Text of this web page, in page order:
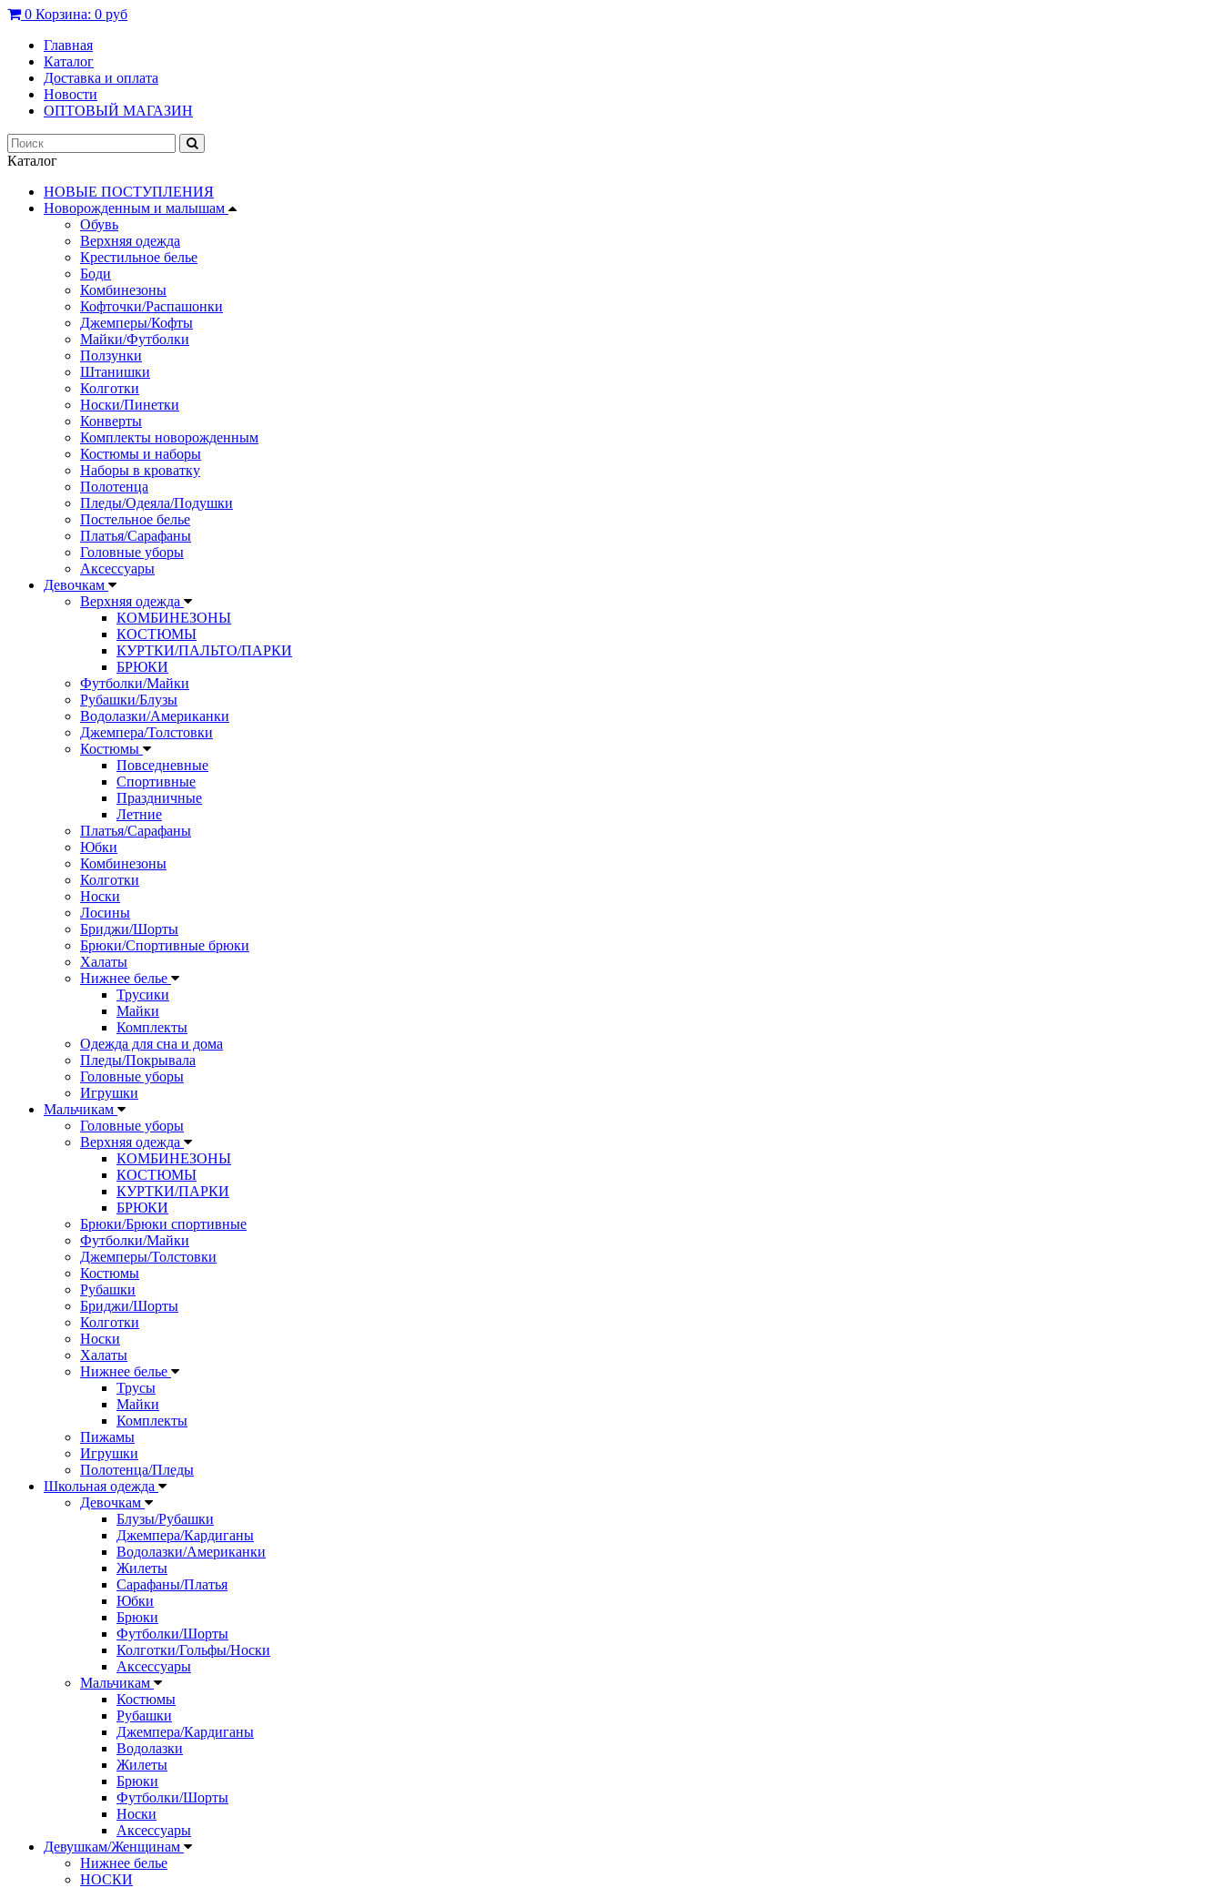
0 Корзина: 0 руб
Главная
Каталог
Доставка и оплата
Новости
ОПТОВЫЙ МАГАЗИН
Каталог
НОВЫЕ ПОСТУПЛЕНИЯ
Новорожденным и малышам
Обувь
Верхняя одежда
Крестильное белье
Боди
Комбинезоны
Кофточки/Распашонки
Джемперы/Кофты
Майки/Футболки
Ползунки
Штанишки
Колготки
Носки/Пинетки
Конверты
Комплекты новорожденным
Костюмы и наборы
Наборы в кроватку
Полотенца
Пледы/Одеяла/Подушки
Постельное белье
Платья/Сарафаны
Головные уборы
Аксессуары
Девочкам
Верхняя одежда
КОМБИНЕЗОНЫ
КОСТЮМЫ
КУРТКИ/ПАЛЬТО/ПАРКИ
БРЮКИ
Футболки/Майки
Рубашки/Блузы
Водолазки/Американки
Джемпера/Толстовки
Костюмы
Повседневные
Спортивные
Праздничные
Летние
Платья/Сарафаны
Юбки
Комбинезоны
Колготки
Носки
Лосины
Бриджи/Шорты
Брюки/Спортивные брюки
Халаты
Нижнее белье
Трусики
Майки
Комплекты
Одежда для сна и дома
Пледы/Покрывала
Головные уборы
Игрушки
Мальчикам
Головные уборы
Верхняя одежда
КОМБИНЕЗОНЫ
КОСТЮМЫ
КУРТКИ/ПАРКИ
БРЮКИ
Брюки/Брюки спортивные
Футболки/Майки
Джемперы/Толстовки
Костюмы
Рубашки
Бриджи/Шорты
Колготки
Носки
Халаты
Нижнее белье
Трусы
Майки
Комплекты
Пижамы
Игрушки
Полотенца/Пледы
Школьная одежда
Девочкам
Блузы/Рубашки
Джемпера/Кардиганы
Водолазки/Американки
Жилеты
Сарафаны/Платья
Юбки
Брюки
Футболки/Шорты
Колготки/Гольфы/Носки
Аксессуары
Мальчикам
Костюмы
Рубашки
Джемпера/Кардиганы
Водолазки
Жилеты
Брюки
Футболки/Шорты
Носки
Аксессуары
Девушкам/Женщинам
Нижнее белье
НОСКИ